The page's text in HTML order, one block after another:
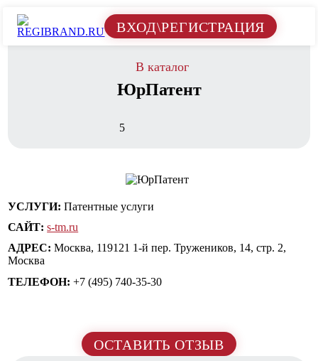
ВХОД\РЕГИСТРАЦИЯ
В каталог
ЮрПатент
5
УСЛУГИ: Патентные услуги
САЙТ: s-tm.ru
АДРЕС: Москва, 119121 1-й пер. Тружеников, 14, стр. 2,
Москва
ТЕЛЕФОН: +7 (495) 740-35-30
ОСТАВИТЬ ОТЗЫВ